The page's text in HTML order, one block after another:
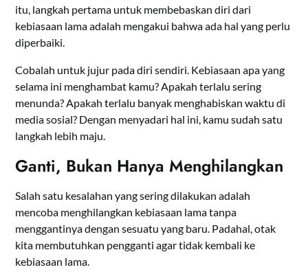
itu, langkah pertama untuk membebaskan diri dari
kebiasaan lama adalah mengakui bahwa ada hal yang perlu
diperbaiki.
Cobalah untuk jujur pada diri sendiri. Kebiasaan apa yang
selama ini menghambat kamu? Apakah terlalu sering
menunda? Apakah terlalu banyak menghabiskan waktu di
media sosial? Dengan menyadari hal ini, kamu sudah satu
langkah lebih maju.
Ganti, Bukan Hanya Menghilangkan
Salah satu kesalahan yang sering dilakukan adalah
mencoba menghilangkan kebiasaan lama tanpa
menggantinya dengan sesuatu yang baru. Padahal, otak
kita membutuhkan pengganti agar tidak kembali ke
kebiasaan lama.